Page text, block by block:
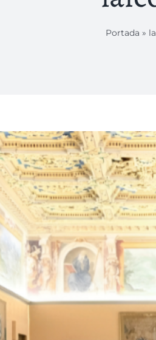
Portada »